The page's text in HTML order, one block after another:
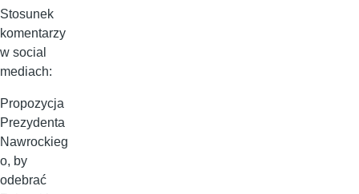
Stosunek
komentarzy
w social
mediach:
Propozycja
Prezydenta
Nawrockieg
o, by
odebrać